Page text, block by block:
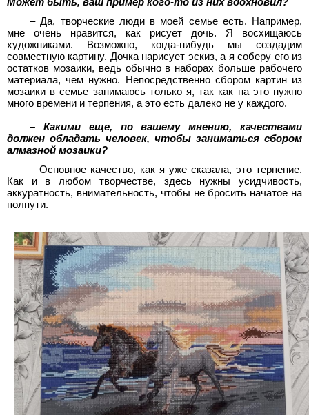
– Да, творческие люди в моей семье есть. Например,
мне очень нравится, как рисует дочь. Я восхищаюсь
художниками. Возможно, когда-нибудь мы создадим
совместную картину. Дочка нарисует эскиз, а я соберу его из
остатков мозаики, ведь обычно в наборах больше рабочего
материала, чем нужно. Непосредственно сбором картин из
мозаики в семье занимаюсь только я, так как на это нужно
много времени и терпения, а это есть далеко не у каждого.
– Какими еще, по вашему мнению, качествами
должен обладать человек, чтобы заниматься сбором
алмазной мозаики?
– Основное качество, как я уже сказала, это терпение.
Как и в любом творчестве, здесь нужны усидчивость,
аккуратность, внимательность, чтобы не бросить начатое на
полпути.